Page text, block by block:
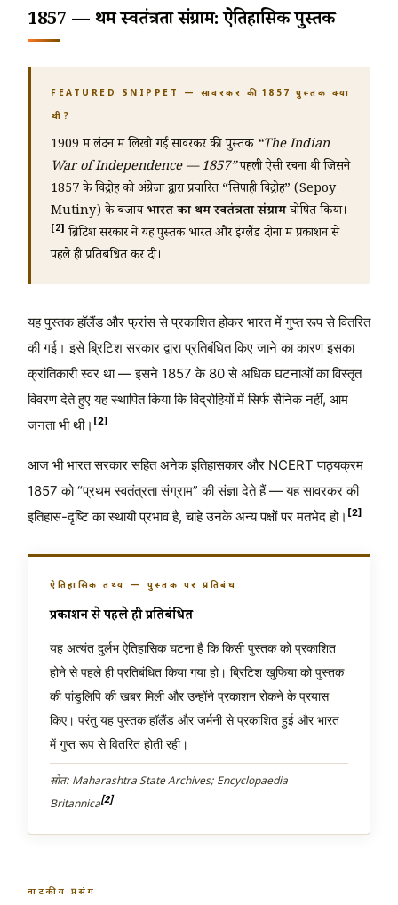
1857 — प्रथम स्वतंत्रता संग्राम: ऐतिहासिक पुस्तक
FEATURED SNIPPET — सावरकर की 1857 पुस्तक क्या
थी?
1909 में लंदन में लिखी गई सावरकर की पुस्तक “The Indian
War of Independence — 1857”पहली ऐसी रचना थी जिसने
1857 के विद्रोह को अंग्रेजों द्वारा प्रचारित “सिपाही विद्रोह” (Sepoy
Mutiny) के बजायभारत का प्रथम स्वतंत्रता संग्रामघोषित किया।
[2] ब्रिटिश सरकार ने यह पुस्तक भारत और इंग्लैंड दोनों में प्रकाशन से
पहले ही प्रतिबंधित कर दी।
यह पुस्तक हॉलैंड और फ्रांस से प्रकाशित होकर भारत में गुप्त रूप से वितरित
की गई। इसे ब्रिटिश सरकार द्वारा प्रतिबंधित किए जाने का कारण इसका
क्रांतिकारी स्वर था — इसने 1857 के 80 से अधिक घटनाओं का विस्तृत
विवरण देते हुए यह स्थापित किया कि विद्रोहियों में सिर्फ सैनिक नहीं, आम
जनता भी थी। [2]
आज भी भारत सरकार सहित अनेक इतिहासकार और NCERT पाठ्यक्रम
1857 को “प्रथम स्वतंत्रता संग्राम” की संज्ञा देते हैं — यह सावरकर की
इतिहास-दृष्टि का स्थायी प्रभाव है, चाहे उनके अन्य पक्षों पर मतभेद हो। [2]
ऐतिहासिक तथ्य — पुस्तक पर प्रतिबंध
प्रकाशन से पहले ही प्रतिबंधित
यह अत्यंत दुर्लभ ऐतिहासिक घटना है कि किसी पुस्तक को प्रकाशित
होने से पहले ही प्रतिबंधित किया गया हो। ब्रिटिश खुफिया को पुस्तक
की पांडुलिपि की खबर मिली और उन्होंने प्रकाशन रोकने के प्रयास
किए। परंतु यह पुस्तक हॉलैंड और जर्मनी से प्रकाशित हुई और भारत
में गुप्त रूप से वितरित होती रही।
स्रोत: Maharashtra State Archives; Encyclopaedia
Britannica[2]
नाटकीय प्रसंग